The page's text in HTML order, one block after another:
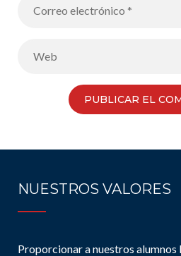
NUESTROS VALORES
Proporcionar a nuestros